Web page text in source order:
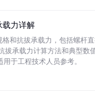
载力详解
和抗拔承载力，包括螺杆
拔承载力计算方法和典型
于工程技术人员参考。